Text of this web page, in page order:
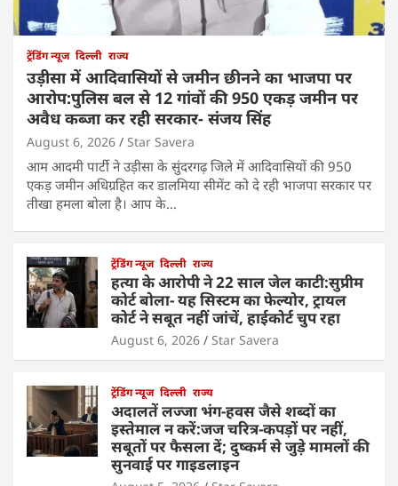
ट्रेंडिंग न्यूज दिल्ली राज्य
उड़ीसा में आदिवासियों से जमीन छीनने का भाजपा पर
आरोप:पुलिस बल से 12 गांवों की 950 एकड़ जमीन पर
अवैध कब्जा कर रही सरकार- संजय सिंह
August 6, 2026 Star Savera
आम आदमी पार्टी ने उड़ीसा के सुंदरगढ़ जिले में आदिवासियों की 950
एकड़ जमीन अधिग्रहित कर डालमिया सीमेंट को दे रही भाजपा सरकार पर
तीखा हमला बोला है। आप के…
ट्रेंडिंग न्यूज दिल्ली राज्य
हत्या के आरोपी ने 22 साल जेल काटी:सुप्रीम
कोर्ट बोला- यह सिस्टम का फेल्योर, ट्रायल
कोर्ट ने सबूत नहीं जांचें, हाईकोर्ट चुप रहा
August 6, 2026 Star Savera
ट्रेंडिंग न्यूज दिल्ली राज्य
अदालतें लज्जा भंग-हवस जैसे शब्दों का
इस्तेमाल न करें:जज चरित्र-कपड़ों पर नहीं,
सबूतों पर फैसला दें; दुष्कर्म से जुड़े मामलों की
सुनवाई पर गाइडलाइन